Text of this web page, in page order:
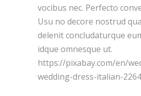
vocibus nec. Perfecto
Usu no decore nostrud
delenit concludaturque
idque omnesque ut.
https://pixabay.com/en/
wedding-dress-italian-